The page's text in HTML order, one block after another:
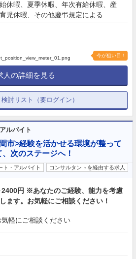
休暇、夏季休暇、年次有給休暇、産
児休暇、その他慶弔規定による
今が狙い目！
人の詳細を見る
検討リスト（要ログイン）
ルバイト
市>経験を活かせる環境が整って
次のステージへ！
ト・アルバイト コンサルタントを経由する求人
2400円 ※あなたのご経験、能力を考慮
ます。お気軽にご相談ください！
軽にご相談ください